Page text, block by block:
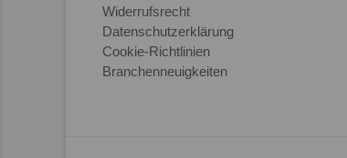
Widerrufsrecht
Datenschutzerklärung
Cookie-Richtlinien
Branchenneuigkeiten